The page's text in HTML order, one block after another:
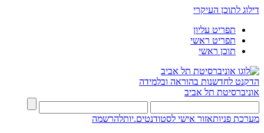
דילוג לתוכן העיקרי
תפריט עליון
תפריט ראשי
תוכן ראשי
הדקנט לחדשנות בהוראה ובלמידה
אוניברסיטת תל אביב
מערכת פניותאזור אישי לסטודנטים.יותלהרשמה